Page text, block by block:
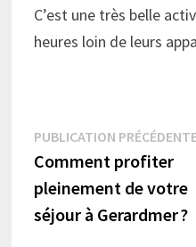
C’est une très belle
heures loin de leurs
Navigation
de
l’article
PUBLICATION
Comment profiter
pleinement de votre
séjour à Gerardmer ?